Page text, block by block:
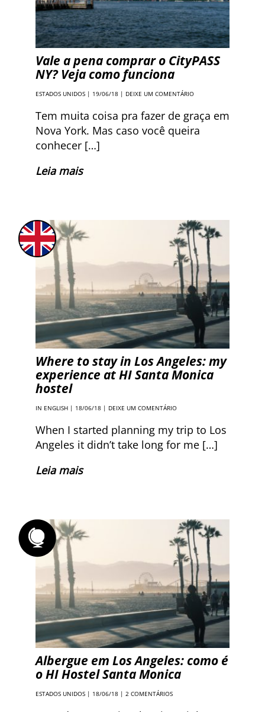
Vale a pena comprar o CityPASS
NY? Veja como funciona
ESTADOS UNIDOS | 19/06/18 | DEIXE UM COMENTÁRIO
Tem muita coisa pra fazer de graça em
Nova York. Mas caso você queira
conhecer […]
Leia mais
Where to stay in Los Angeles: my
experience at HI Santa Monica
hostel
IN ENGLISH | 18/06/18 | DEIXE UM COMENTÁRIO
When I started planning my trip to Los
Angeles it didn’t take long for me […]
Leia mais
Albergue em Los Angeles: como é
o HI Hostel Santa Monica
ESTADOS UNIDOS | 18/06/18 | 2 COMENTÁRIOS